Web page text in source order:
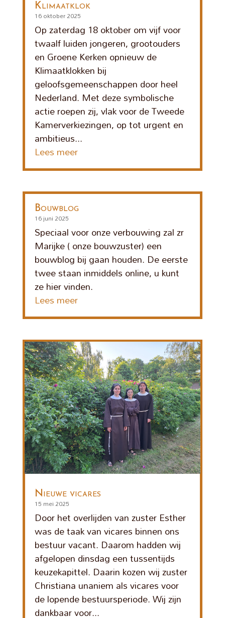
Klimaatklok
16 oktober 2025
Op zaterdag 18 oktober om vijf voor
twaalf luiden jongeren, grootouders
en Groene Kerken opnieuw de
Klimaatklokken bij
geloofsgemeenschappen door heel
Nederland. Met deze symbolische
actie roepen zij, vlak voor de Tweede
Kamerverkiezingen, op tot urgent en
ambitieus...
Lees meer
Bouwblog
16 juni 2025
Speciaal voor onze verbouwing zal zr
Marijke ( onze bouwzuster) een
bouwblog bij gaan houden. De eerste
twee staan inmiddels online, u kunt
ze hier vinden.
Lees meer
Nieuwe vicares
15 mei 2025
Door het overlijden van zuster Esther
was de taak van vicares binnen ons
bestuur vacant. Daarom hadden wij
afgelopen dinsdag een tussentijds
keuzekapittel. Daarin kozen wij zuster
Christiana unaniem als vicares voor
de lopende bestuursperiode. Wij zijn
dankbaar voor...